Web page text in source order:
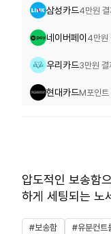
삼성카드4만원 결
네이버페이 4만원
우리카드3만원 결
현대카드M포인
압도적인 보송함
하게 세팅되는 노
#보송함 #유분컨트